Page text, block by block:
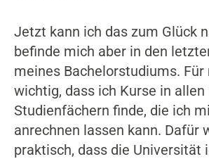
Jetzt kann ich das zum Glück
befinde mich aber in den
meines Bachelorstudiums.
wichtig, dass ich Kurse in allen
Studienfächern finde, die ich
anrechnen lassen kann. Dafür
praktisch, dass die Universität